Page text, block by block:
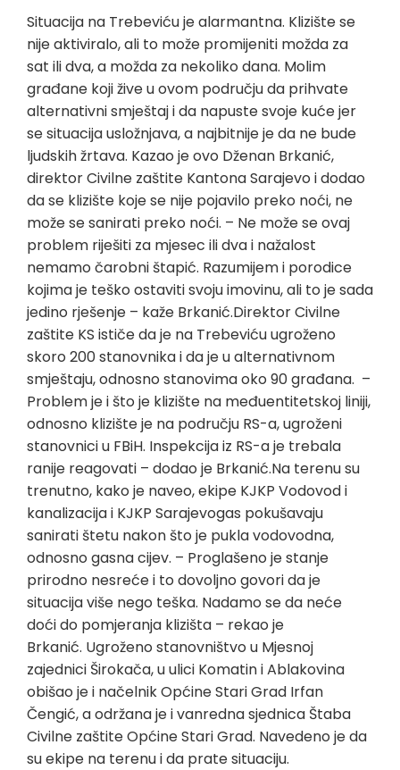
Situacija na Trebeviću je alarmantna. Klizište se
nije aktiviralo, ali to može promijeniti možda za
sat ili dva, a možda za nekoliko dana. Molim
građane koji žive u ovom području da prihvate
alternativni smještaj i da napuste svoje kuće jer
se situacija usložnjava, a najbitnije je da ne bude
ljudskih žrtava. Kazao je ovo Dženan Brkanić,
direktor Civilne zaštite Kantona Sarajevo i dodao
da se klizište koje se nije pojavilo preko noći, ne
može se sanirati preko noći. – Ne može se ovaj
problem riješiti za mjesec ili dva i nažalost
nemamo čarobni štapić. Razumijem i porodice
kojima je teško ostaviti svoju imovinu, ali to je sada
jedino rješenje – kaže Brkanić.Direktor Civilne
zaštite KS ističe da je na Trebeviću ugroženo
skoro 200 stanovnika i da je u alternativnom
smještaju, odnosno stanovima oko 90 građana. –
Problem je i što je klizište na međuentitetskoj liniji,
odnosno klizište je na području RS-a, ugroženi
stanovnici u FBiH. Inspekcija iz RS-a je trebala
ranije reagovati – dodao je Brkanić.Na terenu su
trenutno, kako je naveo, ekipe KJKP Vodovod i
kanalizacija i KJKP Sarajevogas pokušavaju
sanirati štetu nakon što je pukla vodovodna,
odnosno gasna cijev. – Proglašeno je stanje
prirodno nesreće i to dovoljno govori da je
situacija više nego teška. Nadamo se da neće
doći do pomjeranja klizišta – rekao je
Brkanić. Ugroženo stanovništvo u Mjesnoj
zajednici Širokača, u ulici Komatin i Ablakovina
obišao je i načelnik Općine Stari Grad Irfan
Čengić, a održana je i vanredna sjednica Štaba
Civilne zaštite Općine Stari Grad. Navedeno je da
su ekipe na terenu i da prate situaciju.